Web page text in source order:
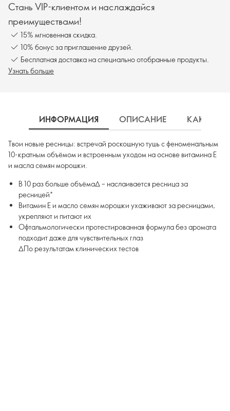
Стань VIP-клиентом и наслаждайся
преимуществами!
15% мгновенная скидка.
10% бонус за приглашение друзей.
Бесплатная доставка на специально отобранные продукты.
Узнать больше
ИНФОРМАЦИЯ ОПИСАНИЕ КАК
Твои новые ресницы: встречай роскошную тушь с феноменальным
10-кратным объёмом и встроенным уходом на основе витамина Е
и масла семян морошки.
В 10 раз больше объёма∆ – наслаивается ресница за
ресницей*
Витамин Е и масло семян морошки ухаживают за ресницами,
укрепляют и питают их
Офтальмологически протестированная формула без аромата
подходит даже для чувствительных глаз
∆По результатам клинических тестов